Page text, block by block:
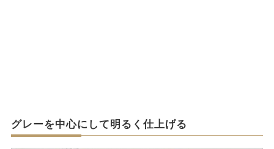
グレーを中心にして明るく仕上げる